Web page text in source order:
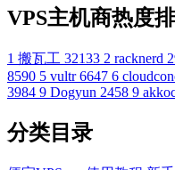
VPS主机商热度
1 搬瓦工 32133 2 racknerd
8590 5 vultr 6647 6
3984 9 Dogyun 2458 9
分类目录